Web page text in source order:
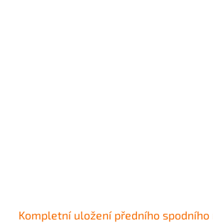
Kompletní uložení předního